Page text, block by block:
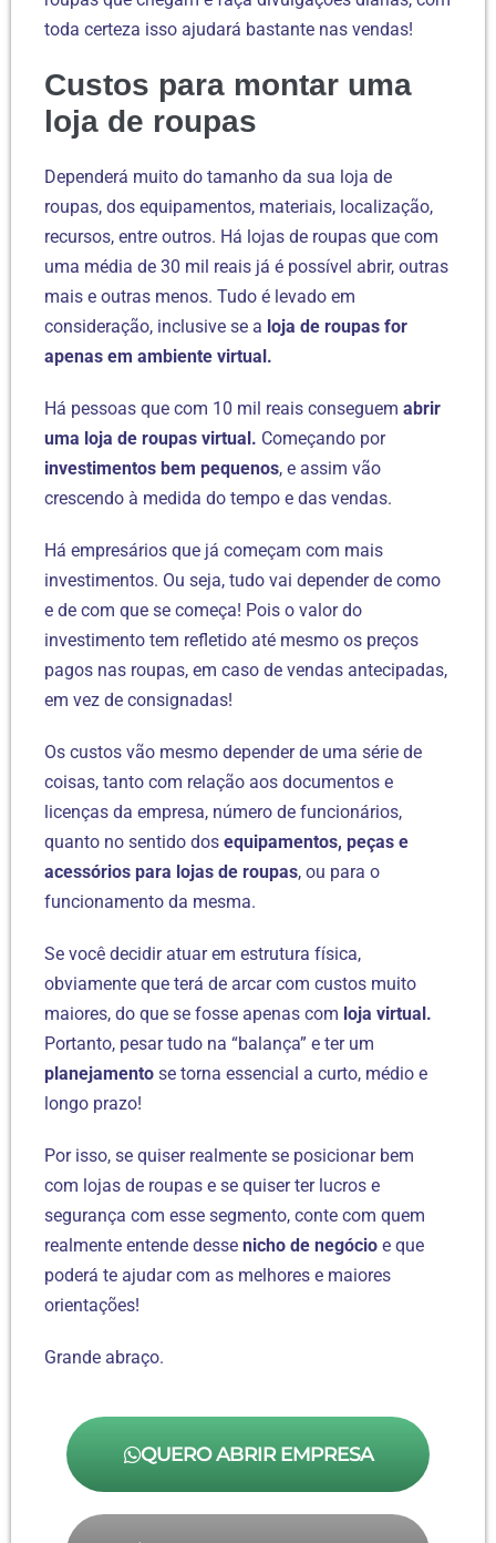
toda certeza isso ajudará bastante nas vendas!
Custos para montar uma
loja de roupas
Dependerá muito do tamanho da sua loja de
roupas, dos equipamentos, materiais, localização,
recursos, entre outros. Há lojas de roupas que com
uma média de 30 mil reais já é possível abrir, outras
mais e outras menos. Tudo é levado em
consideração, inclusive se a loja de roupas for
apenas em ambiente virtual.
Há pessoas que com 10 mil reais conseguem abrir
uma loja de roupas virtual. Começando por
investimentos bem pequenos, e assim vão
crescendo à medida do tempo e das vendas.
Há empresários que já começam com mais
investimentos. Ou seja, tudo vai depender de como
e de com que se começa! Pois o valor do
investimento tem refletido até mesmo os preços
pagos nas roupas, em caso de vendas antecipadas,
em vez de consignadas!
Os custos vão mesmo depender de uma série de
coisas, tanto com relação aos documentos e
licenças da empresa, número de funcionários,
quanto no sentido dos equipamentos, peças e
acessórios para lojas de roupas, ou para o
funcionamento da mesma.
Se você decidir atuar em estrutura física,
obviamente que terá de arcar com custos muito
maiores, do que se fosse apenas com loja virtual.
Portanto, pesar tudo na “balança” e ter um
planejamento se torna essencial a curto, médio e
longo prazo!
Por isso, se quiser realmente se posicionar bem
com lojas de roupas e se quiser ter lucros e
segurança com esse segmento, conte com quem
realmente entende desse nicho de negócio e que
poderá te ajudar com as melhores e maiores
orientações!
Grande abraço.
QUERO ABRIR EMPRESA